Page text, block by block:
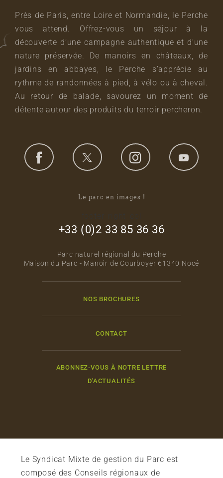
Près de Paris, entre Loire et Normandie, le Perche
vous attend. Offrez-vous un séjour à la
découverte d’une campagne authentique et d’une
nature préservée. De manoirs en châteaux, de
jardins en abbayes, le Perche s’apprécie au
rythme de randonnées à pied, à vélo ou à cheval.
Au retour de balade, savourez un moment de
détente autour des produits du terroir percheron.
Le parc en images !
+33 (0)2 33 85 36 36
Parc naturel régional du Perche
Maison du Parc - Manoir de Courboyer 61340 Nocé
NOS BROCHURES
CONTACT
ABONNEZ-VOUS À NOTRE LETTRE
D'ACTUALITÉS
Le Syndicat Mixte de gestion du Parc est
composé des Conseils régionaux de